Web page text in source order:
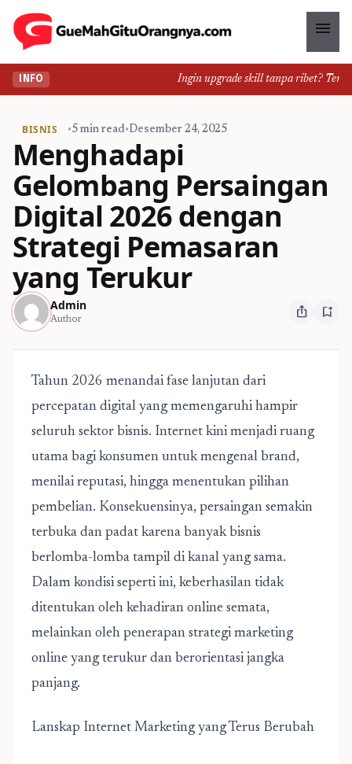
menu
INFO Ingin upgrade skill tanpa ribet?
BISNIS •5 min read•Desember 24, 2025
Menghadapi
Gelombang Persaingan
Digital 2026 dengan
Strategi Pemasaran
yang Terukur
Admin
Author ios_share bookmark_add
Tahun 2026 menandai fase lanjutan dari
percepatan digital yang memengaruhi hampir
seluruh sektor bisnis. Internet kini menjadi ruang
utama bagi konsumen untuk mengenal brand,
menilai reputasi, hingga menentukan pilihan
pembelian. Konsekuensinya, persaingan semakin
terbuka dan padat karena banyak bisnis
berlomba-lomba tampil di kanal yang sama.
Dalam kondisi seperti ini, keberhasilan tidak
ditentukan oleh kehadiran online semata,
melainkan oleh penerapan strategi marketing
online yang terukur dan berorientasi jangka
panjang.
Lanskap Internet Marketing yang Terus Berubah